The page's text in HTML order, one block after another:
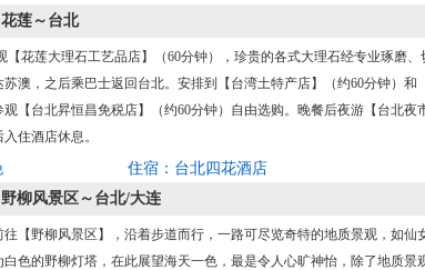
花莲～台北
【花莲大理石工艺品店】（60分钟），珍贵的各式大理石经专业琢磨
苏澳，之后乘巴士返回台北。安排到【台湾土特产店】（约60分钟）
观【台北昇恒昌免税店】（约60分钟）自由选购。晚餐后夜游【台北
住酒店休息。
住宿：台北四花酒店
野柳风景区～台北/大连
往【野柳风景区】，沿着步道而行，一路可尽览奇特的地质景观，如
白色的野柳灯塔，在此展望海天一色，最是令人心旷神怡，除了地质